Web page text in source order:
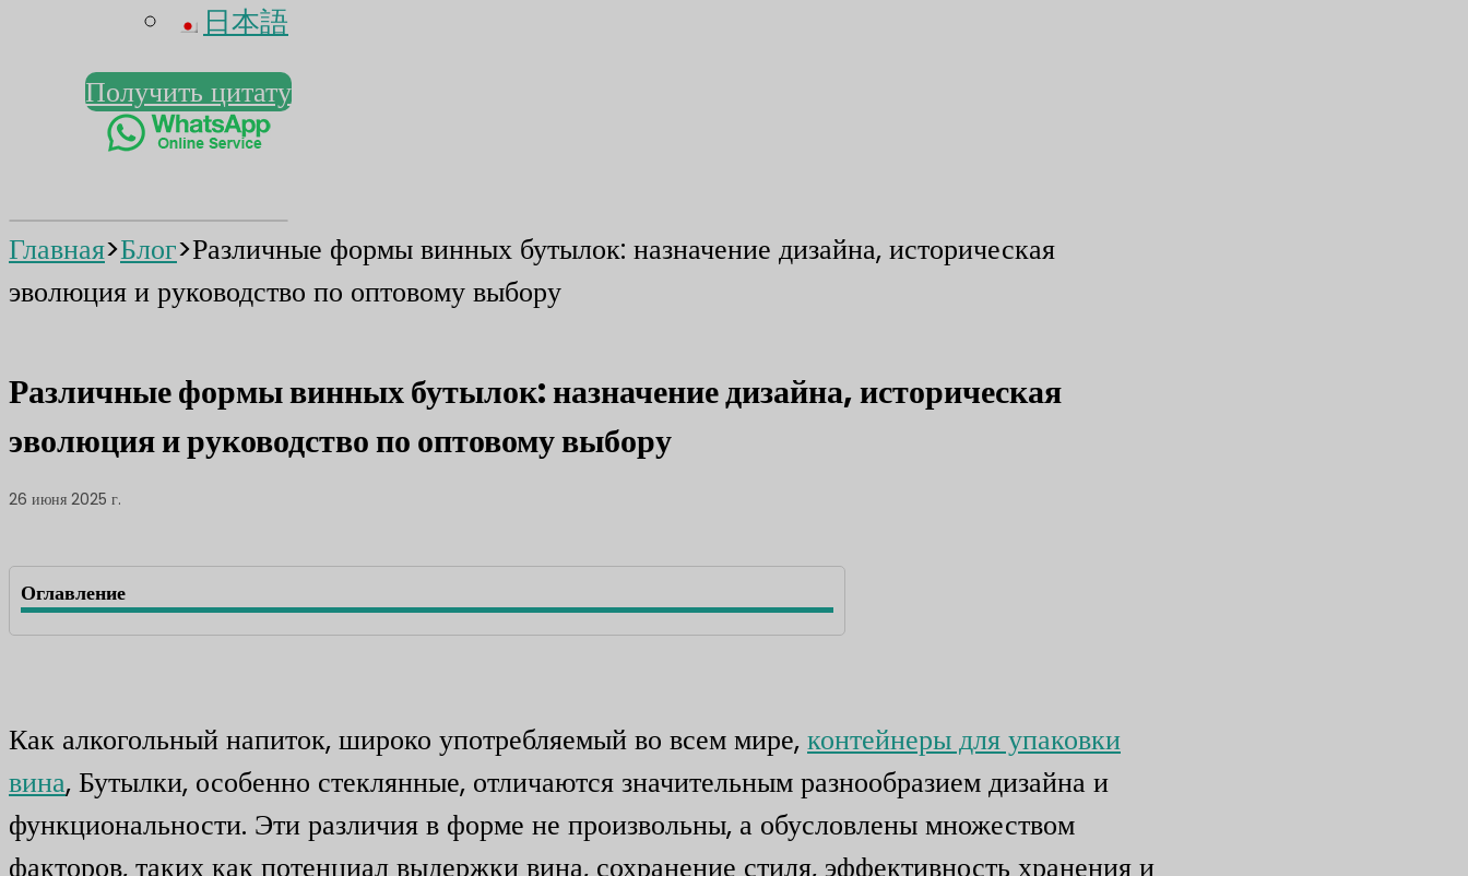
日本語
Получить цитату
Главная>Блог>Различные формы винных бутылок: назначение дизайна, историческая
эволюция и руководство по оптовому выбору
Различные формы винных бутылок: назначение дизайна, историческая
эволюция и руководство по оптовому выбору
26 июня 2025 г.
Оглавление
Как алкогольный напиток, широко употребляемый во всем мире,контейнеры для упаковки
вина, Бутылки, особенно стеклянные, отличаются значительным разнообразием дизайна и
функциональности. Эти различия в форме не произвольны, а обусловлены множеством
факторов, таких как потенциал выдержки вина, сохранение стиля, эффективность хранения и